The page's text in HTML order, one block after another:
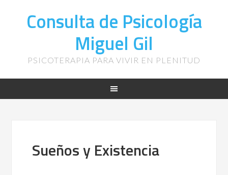
Consulta de Psicología
Miguel Gil
PSICOTERAPIA PARA VIVIR EN PLENITUD
Sueños y Existencia